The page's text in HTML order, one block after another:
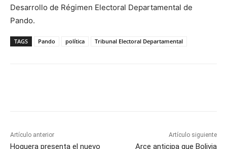
Desarrollo de Régimen Electoral Departamental de
Pando.
TAGS Pando política Tribunal Electoral Departamental
Artículo anterior
Hoguera presenta el nuevo
Artículo siguiente
Arce anticipa que Bolivia